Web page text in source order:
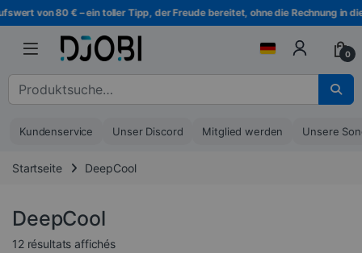
Zur Navigation springen
Direkt zum Inhalt
von 80 € – ein toller Tipp, der Freude bereitet, ohne die Rechnung in die
0
Suche nach :
Kundenservice Unser Discord Mitglied werden Unsere
Startseite DeepCool
DeepCool
12 résultats affichésSortiert vom neuesten zum ältesten